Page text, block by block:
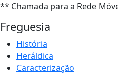
** Chamada para a Rede
Freguesia
História
Heráldica
Caracterização